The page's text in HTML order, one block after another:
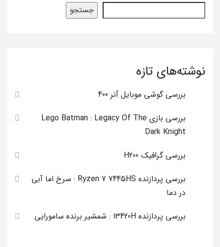
جستجو
نوشته‌های تازه
بررسی گوشی موبایل آنر 400
بررسی بازی Lego Batman : Legacy Of The
Dark Knight
بررسی گرافیک H200
بررسی پردازنده Ryzen 7 7445HS : سرخ اما آبی
در دما
بررسی پردازنده 13420H : شمشیر برنده سامورایی